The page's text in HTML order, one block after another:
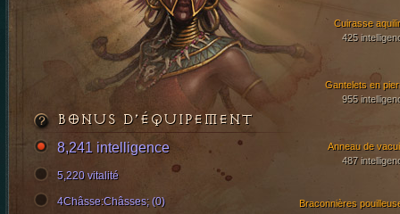
Cuirasse
425
Gantelets en
955
Braconnières
Anneau de
487
BONUS D’ÉQUIPEMENT
8,241 intelligence
5,220 vitalité
4Châsse:Châsses; (0)